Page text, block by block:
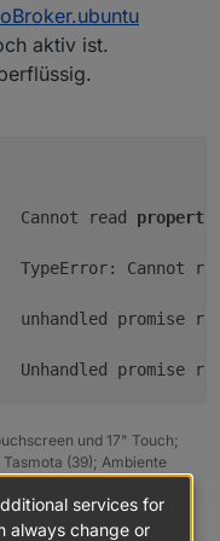
via sentry
admin from
to @5.2.3
Adapter
for funding
aktiv ist.
	Cannot read
property
TypeError: Cannot
unhandled promise
Unhandled promise
und 17" Touch;
(39); Ambiente
(9) an Fritz 6690;
2 Echo Show 5; Unifi
services for
always change or